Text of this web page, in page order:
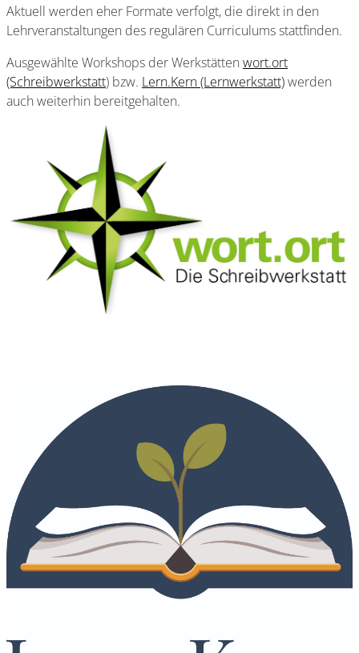
Aktuell werden eher Formate verfolgt, die direkt in den
Lehrveranstaltungen des regulären Curriculums stattfinden.
Ausgewählte Workshops der Werkstätten wort.ort
(Schreibwerkstatt) bzw. Lern.Kern (Lernwerkstatt)werden
auch weiterhin bereitgehalten.